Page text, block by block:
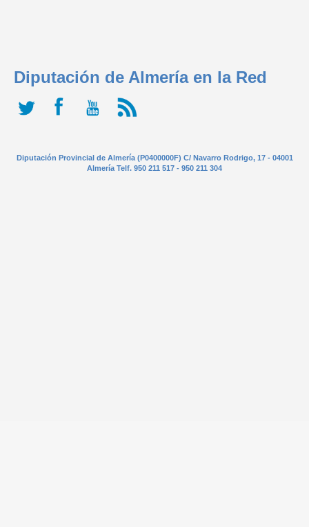
Diputación de Almería en la Red
Diputación Provincial de Almería (P0400000F) C/ Navarro Rodrigo, 17 - 04001
Almería Telf. 950 211 517 - 950 211 304